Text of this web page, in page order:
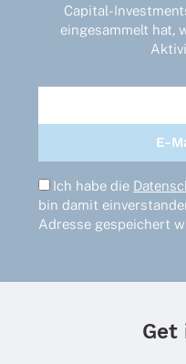
Capital-
eingesammelt hat,
Ich habe die
bin damit
Adresse gespeichert
Get